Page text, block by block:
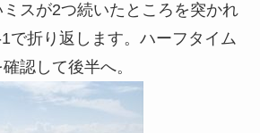
スが2つ続いたところを突かれ
で折り返します。ハーフタイム
認して後半へ。